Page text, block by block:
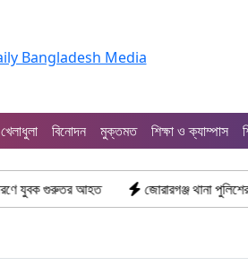
খেলাধুলা বিনোদন মুক্তমত শিক্ষা ও ক্যাম্পাস
আহত জোরারগঞ্জ থানা পুলিশের বিশেষ